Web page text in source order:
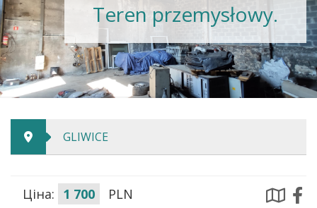
Teren przemysłowy.
GLIWICE
Ціна: 1 700 PLN